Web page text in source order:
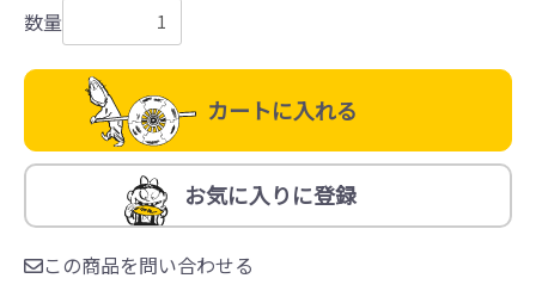
数量
カートに入れる
お気に入りに登録
この商品を問い合わせる